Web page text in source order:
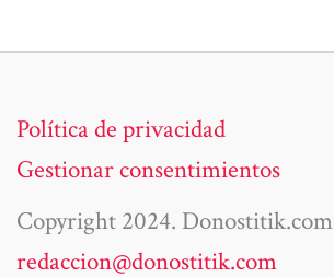
Política de privacidad
Gestionar consentimientos
Copyright 2024. Donostitik.com
redaccion@donostitik.com